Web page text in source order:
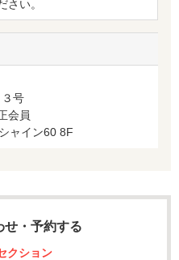
さい。
号
会員
ャイン60 8F
せ・予約する
クション